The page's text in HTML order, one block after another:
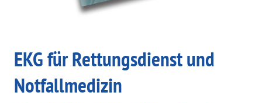
EKG für Rettungsdienst und
Notfallmedizin